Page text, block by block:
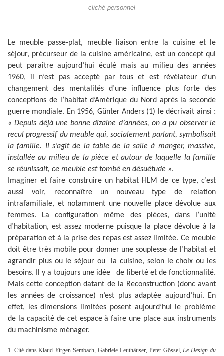
cliché personnel
Le meuble passe-plat, meuble liaison entre la cuisine et le
séjour, précurseur de la cuisine américaine, est un concept qui
peut paraître aujourd’hui éculé mais au milieu des années
1960, il n’est pas accepté par tous et est révélateur d’un
changement des mentalités d’une influence plus forte des
conceptions de l’habitat d’Amérique du Nord après la seconde
guerre mondiale. En 1956, Günter Anders (1) le décrivait ainsi :
«Depuis déjà une bonne dizaine d’années, on a pu observer le
recul progressif du meuble qui, socialement parlant, symbolisait
la famille. Il s’agit de la table de la salle à manger, massive,
installée au milieu de la pièce et autour de laquelle la famille
se réunissait, ce meuble est tombé en désuétude ».
Imaginer et faire construire un habitat HLM de ce type, c’est
aussi voir, reconnaître un nouveau type de relation
intrafamiliale, et notamment une nouvelle place dévolue aux
femmes. La configuration même des pièces, dans l’unité
d’habitation, est assez moderne puisque la place dévolue à la
préparation et à la prise des repas est assez limitée. Ce meuble
doit être très mobile pour donner une souplesse de l’habitat et
agrandir plus ou le séjour ou la cuisine, selon le choix ou les
besoins. Il y a toujours une idée de liberté et de fonctionnalité.
Mais cette conception datant de la Reconstruction(donc avant
les années de croissance) n’est plus adaptée aujourd’hui. En
effet, les dimensions limitées posent aujourd’hui le problème
de la capacité de cet espace à faire une place aux instruments
du machinisme ménager.
1. Cité dans Klaud-Jürgen Sembach, Gabriele Leuthäuser, Peter Gössel,Le Design du